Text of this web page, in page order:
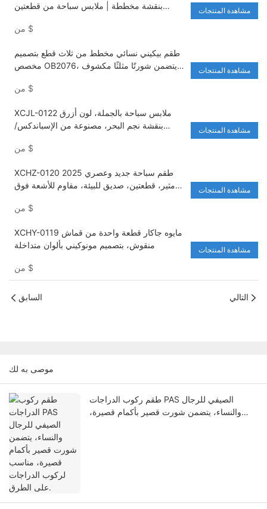
بنقشة مخططة | ملابس سباحة من قطعتين
صديقة للبيئة ومضادة للأشعة فوق البنفسجية مع
$
مشاهدة المنتجات
طقم بيكيني نسائي مخطط من ثلاث قطع بتصميم
مخصص OB2076، يتضمن شورتًا مثلثًا مكشوف
$
مشاهدة المنتجات
XCJL-0122 ملابس سباحة بالجملة، لون أزرق
بنقشة نجم البحر، مصنوعة من الإسباندكس/
للنساء
$
مشاهدة المنتجات
XCHZ-0120 2025 طقم سباحة جديد وعصري
مثير، قطعتين، صديق للبيئة، مقاوم للأشعة فوق
$
مشاهدة المنتجات
XCHY-0119 مايوه جاكار قطعة واحدة من قماش
منقوش، بتصميم مونوكيني بألوان متداخلة
$
مشاهدة المنتجات
السابق التالي
موصى به لك
طقم ركوب الدراجات PAS الصيفي للرجال
والنساء، يتضمن شورت قصير بأكمام قصيرة،